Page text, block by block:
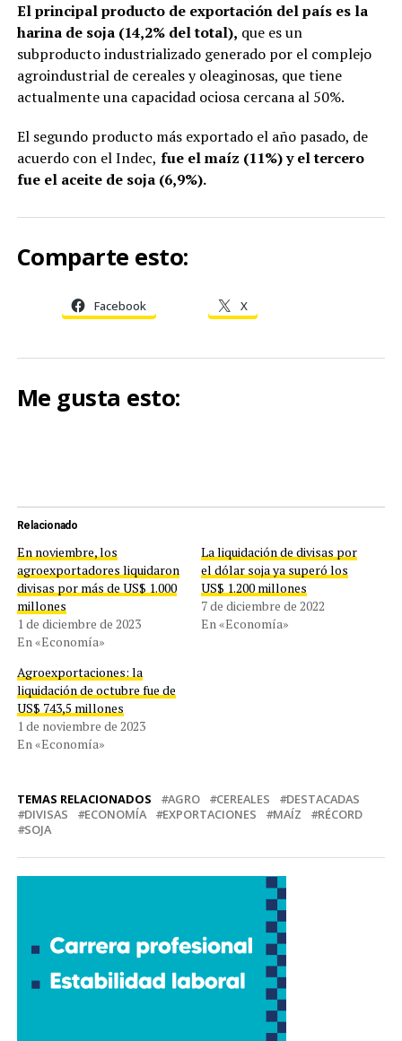
El principal producto de exportación del país es la
harina de soja (14,2% del total), que es un
subproducto industrializado generado por el complejo
agroindustrial de cereales y oleaginosas, que tiene
actualmente una capacidad ociosa cercana al 50%.
El segundo producto más exportado el año pasado, de
acuerdo con el Indec, fue el maíz (11%) y el tercero
fue el aceite de soja (6,9%).
Comparte esto:
Facebook X
Me gusta esto:
Relacionado
En noviembre, los
agroexportadores liquidaron
divisas por más de US$ 1.000
millones
1 de diciembre de 2023
En «Economía»
La liquidación de divisas por
el dólar soja ya superó los
US$ 1.200 millones
7 de diciembre de 2022
En «Economía»
Agroexportaciones: la
liquidación de octubre fue de
US$ 743,5 millones
1 de noviembre de 2023
En «Economía»
TEMAS RELACIONADOS AGRO CEREALES
DESTACADAS
DIVISAS
ECONOMÍA EXPORTACIONES MAÍZ
RÉCORD
SOJA